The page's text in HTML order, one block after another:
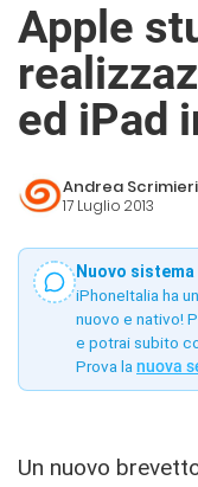
Apple
ed iPad
Andrea Scrimieri
17 Luglio 2013
Nuovo
iPhoneItalia ha
nuovo e nativo!
e potrai subito
Prova la nuova
Un nuovo